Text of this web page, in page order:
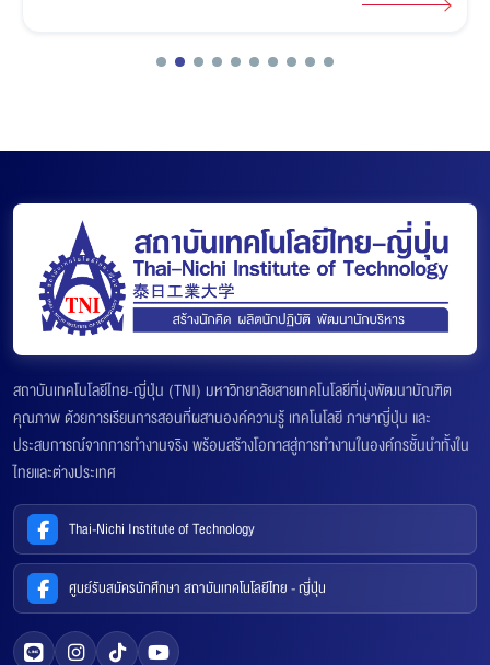
สถาบันเทคโนโลยีไทย-ญี่ปุ่น (TNI) มหาวิทยาลัยสายเทคโนโลยีที่มุ่งพัฒนาบัณฑิต
คุณภาพ ด้วยการเรียนการสอนที่ผสานองค์ความรู้ เทคโนโลยี ภาษาญี่ปุ่น และ
ประสบการณ์จากการทำงานจริง พร้อมสร้างโอกาสสู่การทำงานในองค์กรชั้นนำทั้งใน
ไทยและต่างประเทศ
Thai-Nichi Institute of Technology
ศูนย์รับสมัครนักศึกษา สถาบันเทคโนโลยีไทย - ญี่ปุ่น